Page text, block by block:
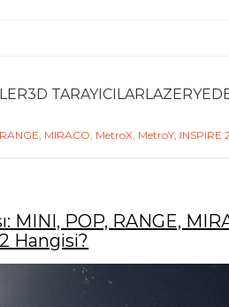
3D TARAYICILARLAZER
MIRACO, MetroX, MetroY, INSPIRE
MINI, POP, RANGE,
Hangisi?